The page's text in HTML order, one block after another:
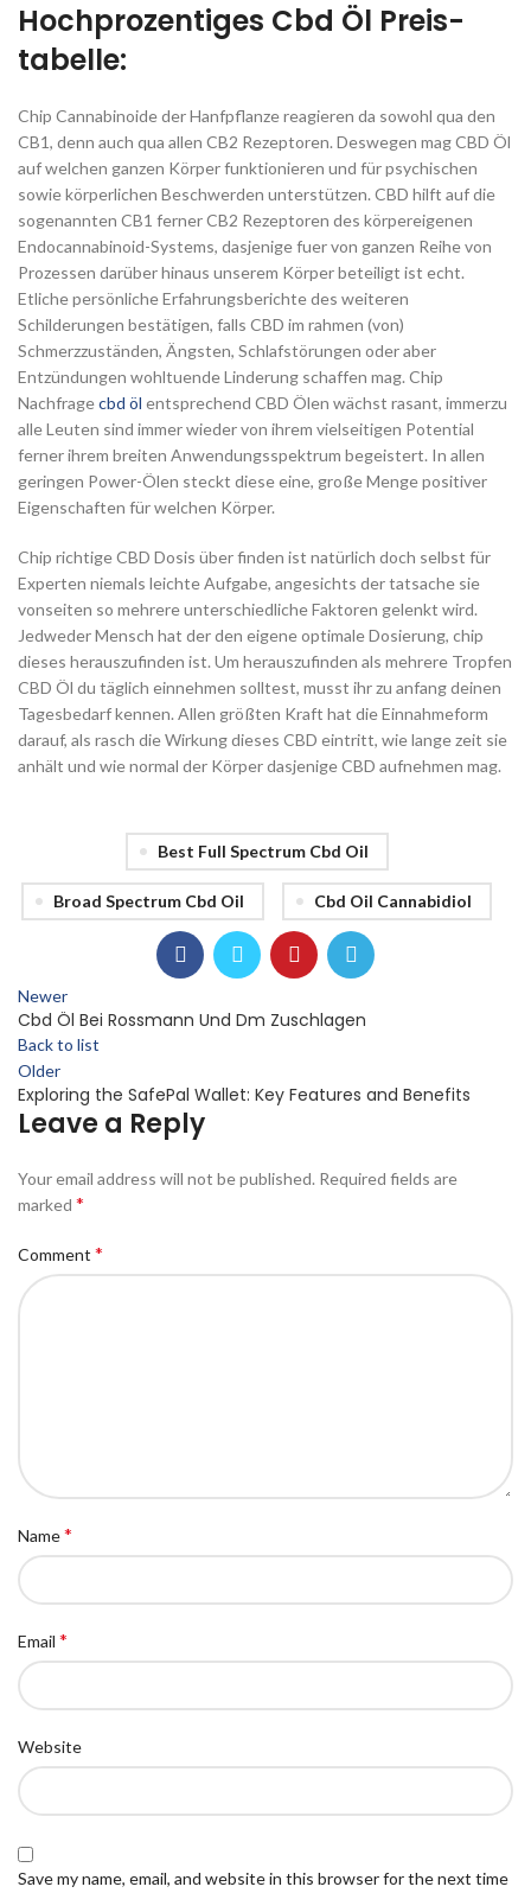
Hochprozentiges Cbd Öl Preis-
tabelle:
Chip Cannabinoide der Hanfpflanze reagieren da sowohl qua den
CB1, denn auch qua allen CB2 Rezeptoren. Deswegen mag CBD Öl
auf welchen ganzen Körper funktionieren und für psychischen
sowie körperlichen Beschwerden unterstützen. CBD hilft auf die
sogenannten CB1 ferner CB2 Rezeptoren des körpereigenen
Endocannabinoid-Systems, dasjenige fuer von ganzen Reihe von
Prozessen darüber hinaus unserem Körper beteiligt ist echt.
Etliche persönliche Erfahrungsberichte des weiteren
Schilderungen bestätigen, falls CBD im rahmen (von)
Schmerzzuständen, Ängsten, Schlafstörungen oder aber
Entzündungen wohltuende Linderung schaffen mag. Chip
Nachfragecbd öl entsprechend CBD Ölen wächst rasant, immerzu
alle Leuten sind immer wieder von ihrem vielseitigen Potential
ferner ihrem breiten Anwendungsspektrum begeistert. In allen
geringen Power-Ölen steckt diese eine, große Menge positiver
Eigenschaften für welchen Körper.
Chip richtige CBD Dosis über finden ist natürlich doch selbst für
Experten niemals leichte Aufgabe, angesichts der tatsache sie
vonseiten so mehrere unterschiedliche Faktoren gelenkt wird.
Jedweder Mensch hat der den eigene optimale Dosierung, chip
dieses herauszufinden ist. Um herauszufinden als mehrere Tropfen
CBD Öl du täglich einnehmen solltest, musst ihr zu anfang deinen
Tagesbedarf kennen. Allen größten Kraft hat die Einnahmeform
darauf, als rasch die Wirkung dieses CBD eintritt, wie lange zeit sie
anhält und wie normal der Körper dasjenige CBD aufnehmen mag.
Best Full Spectrum Cbd Oil
Broad Spectrum Cbd Oil Cbd Oil Cannabidiol
Newer
Cbd Öl Bei Rossmann Und Dm Zuschlagen
Back to list
Older
Exploring the SafePal Wallet: Key Features and Benefits
Leave a Reply
Your email address will not be published. Required fields are
marked *
Comment *
Name*
Email *
Website
Save my name, email, and website in this browser for the next time